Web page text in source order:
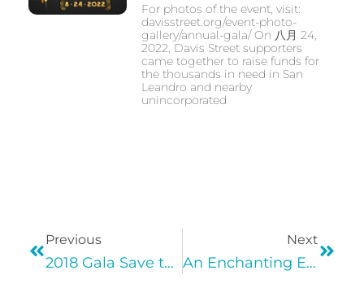
For photos of the event, visit:
davisstreet.org/event-photo-
gallery/annual-gala/ On 八月 24,
2022, Davis Street supporters
came together to raise funds for
the thousands in need in San
Leandro and nearby
unincorporated
Previous
2018 Gala Save the Date
Next
An Enchanting Evening in Paris raises nearly $125,000 to support low-income families